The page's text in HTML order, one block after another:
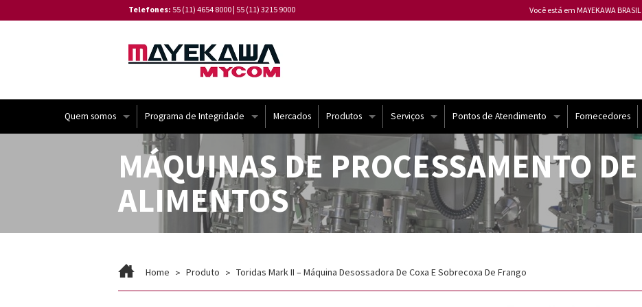
Telefones: 55 (11) 4654 8000| 55 (11) 3215 9000
Você está em MAYEKAWA BRASIL
Mayekawa BULGÁRIA
Mayekawa CANADÁ
Mayekawa CHILE
Mayekawa CHINA
Mayekawa COLÔMBIA
Mayekawa ESPANHA
Mayekawa ESTADOS UNÍDOS
Quem somos Programa de Integridade
Código de Conduta de Fornecedores
Canal de Denúncia
⁠Política de Tratamento de Reclamações
Mercados Produtos
Compressores Mycom
Bomba de Calor
Serviços
Atendimento Técnico
Automação
Contrato de Manutenção
Pontos de Atendimento
Brasil
Fornecedores
MÁQUINAS DE PROCESSAMENTO DE
ALIMENTOS
Home Produto Toridas Mark II – Máquina Desossadora De Coxa E Sobrecoxa De Frango